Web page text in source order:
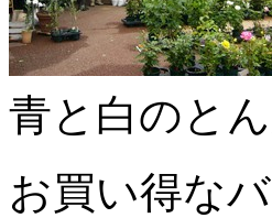
青と白のと
お買い得な